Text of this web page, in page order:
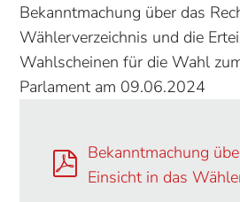
Bekanntmachung über das
Wählerverzeichnis und die
Wahlscheinen für die Wahl
Parlament am 09.06.2024
Bekanntmachung
Einsicht in das